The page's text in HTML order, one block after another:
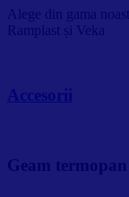
Alege din gama
Ramplast și Veka
Accesorii
Geam